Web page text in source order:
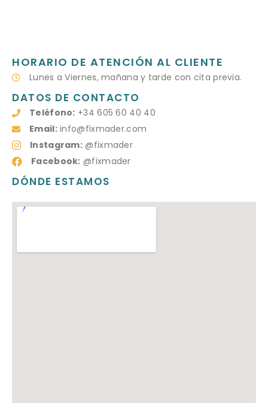
HORARIO DE ATENCIÓN AL CLIENTE
Lunes a Viernes, mañana y tarde con cita previa.
DATOS DE CONTACTO
Teléfono: +34 605 60 40 40
Email:info@fixmader.com
Instagram: @fixmader
Facebook: @fixmader
DÓNDE ESTAMOS